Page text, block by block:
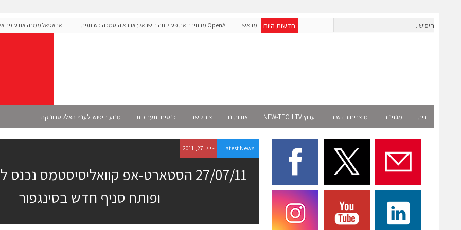
חדשות היום
חברת IAIG גייסה 6 מיליון דולר להקמת חברות תוכנה שנבנו מראש
OpenAI מרחיבה את פעילותה בישראל; אברא הוסמכה כשותפת
אראסאל ממנה את עופר
בית מגזינים מוצרים חדשים ערוץ NEW-TECH TV אודותינו צור קשר כנסים ותערוכות מנוע חיפוש לענף האלקטרוניקה
Latest News - יולי 27, 2011
27/07/11 הסטארט-אפ קוואליסיסטמס
ופותח סניף חדש בסינגפור